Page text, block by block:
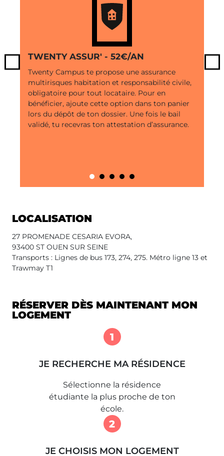
TWENTY ASSUR' - 52€/AN
Twenty Campus te propose une assurance
multirisques habitation et responsabilité civile,
obligatoire pour tout locataire. Pour en
bénéficier, ajoute cette option dans ton panier
lors du dépôt de ton dossier. Une fois le bail
validé, tu recevras ton attestation d’assurance.
Previous
LOCALISATION
27 PROMENADE CESARIA EVORA,
93400 ST OUEN SUR SEINE
Transports : Lignes de bus 173, 274, 275. Métro ligne 13 et
Trawmay T1
RÉSERVER DÈS MAINTENANT MON
LOGEMENT
1
JE RECHERCHE MA RÉSIDENCE
Sélectionne la résidence
étudiante la plus proche de ton
école.
2
JE CHOISIS MON LOGEMENT